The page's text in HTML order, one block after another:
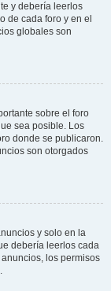
y debería leerlos
de cada foro y en el
globales son
sobre el foro
sea posible. Los
donde se publicaron.
son otorgados
y solo en la
debería leerlos cada
los permisos